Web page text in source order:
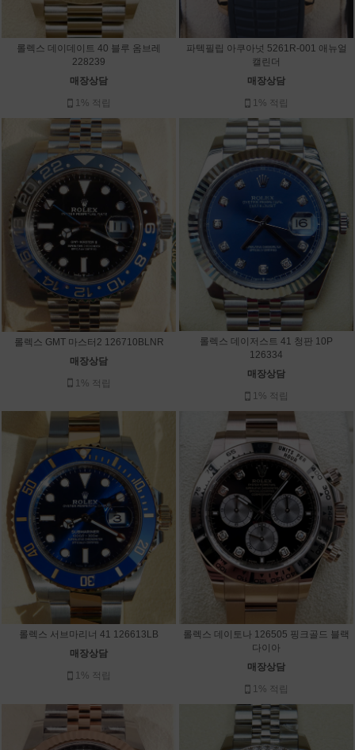
롤렉스 데이데이트 40 블루 옴브레
228239
매장상담
1% 적립
파텍필립 아쿠아넛 5261R-001 애뉴얼
캘린더
매장상담
1% 적립
롤렉스 GMT 마스터2 126710BLNR
매장상담
1% 적립
롤렉스 데이저스트 41 청판 10P
126334
매장상담
1% 적립
롤렉스 서브마리너 41 126613LB
매장상담
1% 적립
롤렉스 데이토나 126505 핑크골드 블랙
다이아
매장상담
1% 적립